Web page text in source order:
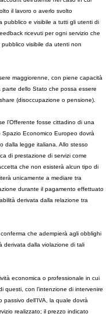
il lavoro o averlo svolto
pubblico e visibile a tutti gli utenti di
ricevuti per ogni servizio che
visibile da utenti non
maggiorenne, con piene capacità
dello Stato che possa essere
(disoccupazione o pensione).
l’Offerente fosse cittadino di una
Economico Europeo dovrà
dalla legge italiana. Allo stesso
di prestazione di servizi come
che non esisterà alcun tipo di
unicamente a mediare tra
durante il pagamento effettuato
derivata dalla relazione tra
che adempierà agli obblighi
derivata dalla violazione di tali
economica o professionale in cui
questi, con l’intenzione di intervenire
dell’IVA, la quale dovrà
realizzato; il prezzo indicato